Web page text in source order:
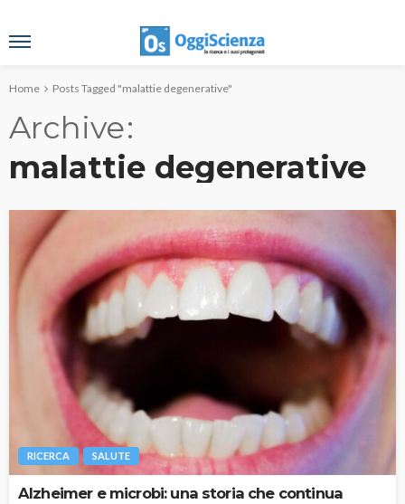
Home Posts Tagged "malattie degenerative"
Archive
malattie degenerative
RICERCA SALUTE
Alzheimer e microbi: una storia che continua